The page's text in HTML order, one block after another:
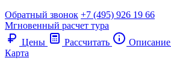
Обратный звонок +7 (495) 926 19 66
Мгновенный расчет тура
Цены
Рассчитать Описание
Карта